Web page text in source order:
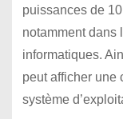
puissances de
notamment dans
informatiques.
peut afficher une
système